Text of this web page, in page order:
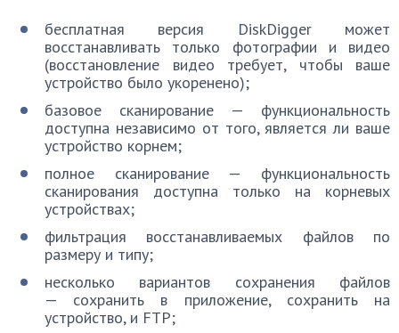
бесплатная версия DiskDigger может
восстанавливать только фотографии и видео
(восстановление видео требует, чтобы ваше
устройство было укоренено);
базовое сканирование — функциональность
доступна независимо от того, является ли ваше
устройство корнем;
полное сканирование — функциональность
сканирования доступна только на корневых
устройствах;
фильтрация восстанавливаемых файлов по
размеру и типу;
несколько вариантов сохранения файлов
— сохранить в приложение, сохранить на
устройство, и FTP;